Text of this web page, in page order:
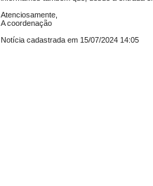
Atenciosamente,
A coordenação
Notícia cadastrada em 15/07/2024 14:05